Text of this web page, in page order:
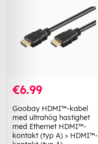
€6.99
Goobay HDMI™-kabel
med ultrahög hastighet
med Ethernet HDMI™-
kontakt (typ A) > HDMI™-